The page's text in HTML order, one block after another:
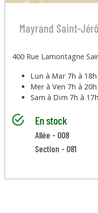
Mayrand Saint-
400 Rue Lamontagne
Lun à Mar7h à 18h
Mer à Ven7h à 20h
Sam à Dim7h à 17h
En stock
Allée - 008
Section - 081